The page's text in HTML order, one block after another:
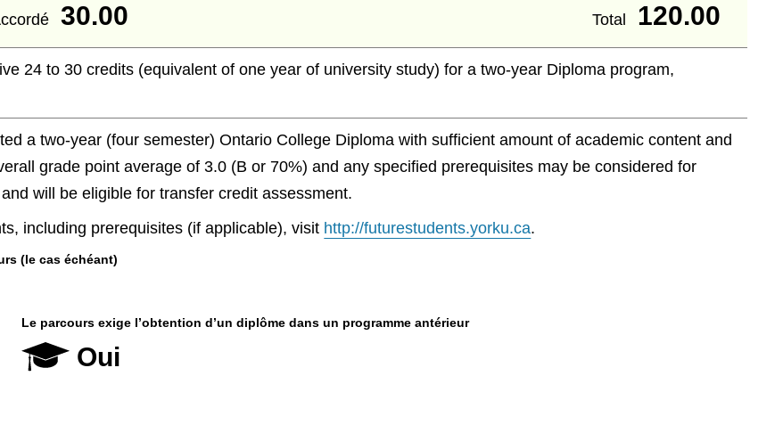
30.00 Total 120.00
24 to 30 credits (equivalent of one year of university study) for a two-year Diploma program,
a two-year (four semester) Ontario College Diploma with sufficient amount of academic content and
grade point average of 3.0 (B or 70%) and any specified prerequisites may be considered for
will be eligible for transfer credit assessment.
including prerequisites (if applicable), visit http://futurestudents.yorku.ca.
(le cas échéant)
Le parcours exige l’obtention d’un diplôme dans un programme antérieur
Oui